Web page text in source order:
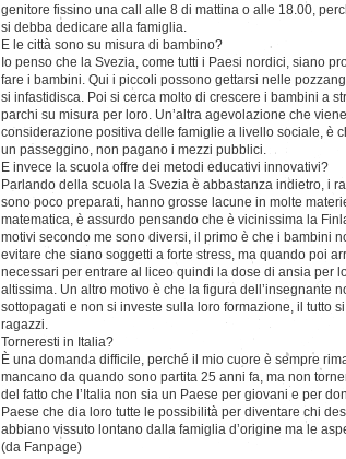
genitore fissino una call alle 8 di mattina o alle 18.00,
si debba dedicare alla famiglia.
E le città sono su misura di bambino?
Io penso che la Svezia, come tutti i Paesi nordici, siano
fare i bambini. Qui i piccoli possono gettarsi nelle
si infastidisca. Poi si cerca molto di crescere i bambini a
parchi su misura per loro. Un’altra agevolazione che
considerazione positiva delle famiglie a livello sociale, è
un passeggino, non pagano i mezzi pubblici.
E invece la scuola offre dei metodi educativi innovativi?
Parlando della scuola la Svezia è abbastanza indietro, i
sono poco preparati, hanno grosse lacune in molte
matematica, è assurdo pensando che è vicinissima la
motivi secondo me sono diversi, il primo è che i bambini
evitare che siano soggetti a forte stress, ma quando poi
necessari per entrare al liceo quindi la dose di ansia per
altissima. Un altro motivo è che la figura dell’insegnante
sottopagati e non si investe sulla loro formazione, il tutto
ragazzi.
Torneresti in Italia?
È una domanda difficile, perché il mio cuore è sempre
mancano da quando sono partita 25 anni fa, ma non
del fatto che l’Italia non sia un Paese per giovani e per
Paese che dia loro tutte le possibilità per diventare chi
abbiano vissuto lontano dalla famiglia d’origine ma le
(da Fanpage)